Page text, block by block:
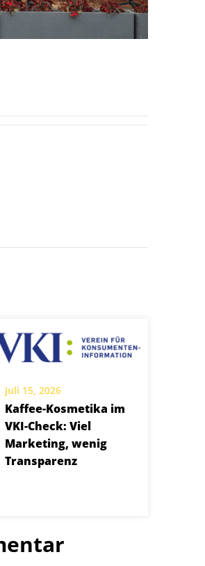
Juli 15, 2026
Kaffee-Kosmetika im
VKI-Check: Viel
Marketing, wenig
Transparenz